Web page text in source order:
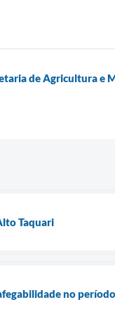
de Agricultura e
Taquari
no